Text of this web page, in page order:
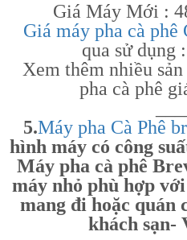
Giá Máy Mới :
Giá máy pha cà phê
qua sử dụng
Xem thêm nhiều
pha cà phê
5.Máy pha Cà Phê
hình máy có công
Máy pha cà phê
máy nhỏ phù hợp
mang đi hoặc quán
khách sạn-